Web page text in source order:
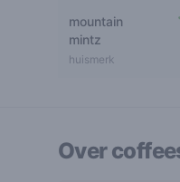
mountain
mintz
huismerk
Over